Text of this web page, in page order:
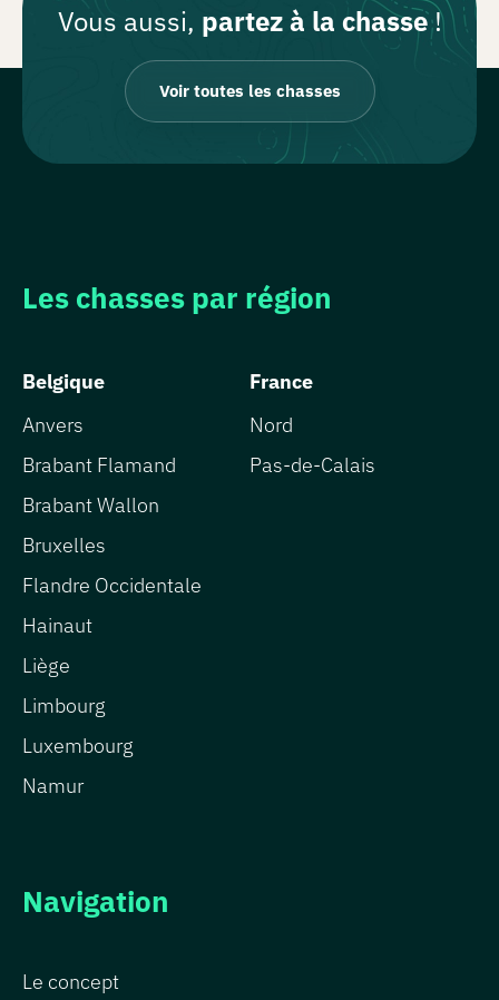
Vous aussi, partez à la chasse!
Voir toutes les chasses
Navigation
Le concept
Les chasses par région
Belgique
Anvers
Brabant Flamand
Brabant Wallon
Bruxelles
Flandre Occidentale
Hainaut
Liège
Limbourg
Luxembourg
Namur
France
Nord
Pas-de-Calais